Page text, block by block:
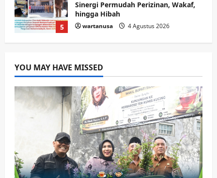
Kesehatan Pemerintahan
Ubah Lahan Tidur Jadi Cuan: Wabup
Sidoarjo Apresiasi Inovasi Teh Daun
Kumis Kucing Produk Anggota TNI AL
Kesehatan
PANAS! Kalah Tender Proyek RSUD
Sibar Rp 9,9 M, Beranikah CV Tiga
Anugerah Utama Pertaruhkan
Jaminan Rp 100 Juta?
wartanusa 5 Agustus 2026
Olahraga
Adu Taktik di Atas Rumput Sintetis:
PWI dan Sapma PP Sidoarjo
Memanaskan Mesin Menuju Piala
Soccer
YOU MAY HAVE MISSED